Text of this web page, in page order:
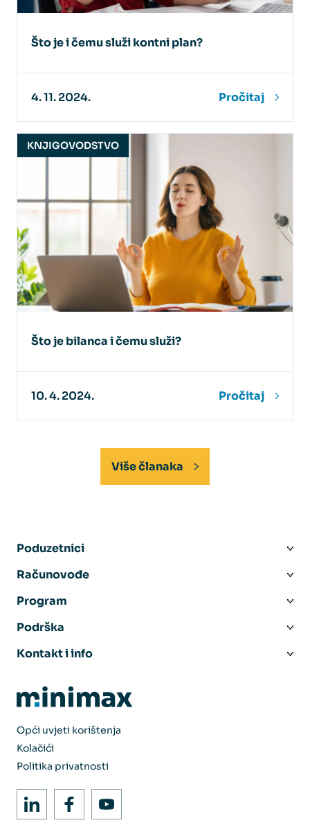
Što je i čemu služi kontni plan?
4. 11. 2024. Pročitaj
KNJIGOVODSTVO
Što je bilanca i čemu služi?
10. 4. 2024. Pročitaj
Više članaka
Poduzetnici
Računovođe
Program
Podrška
Kontakt i info
Opći uvjeti korištenja
Kolačići
Politika privatnosti